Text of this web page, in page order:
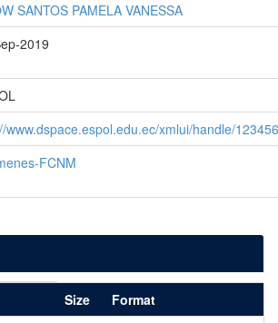
SANTOS PAMELA VANESSA
2019
www.dspace.espol.edu.ec/xmlui/handle/
FCNM
Size
Format